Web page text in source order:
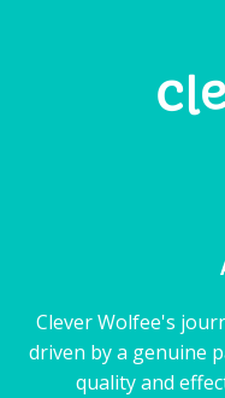
Clever Wolfee's
driven by a genuine
quality and